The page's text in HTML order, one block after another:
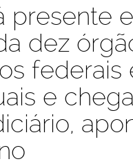
presente
dez
federais
e